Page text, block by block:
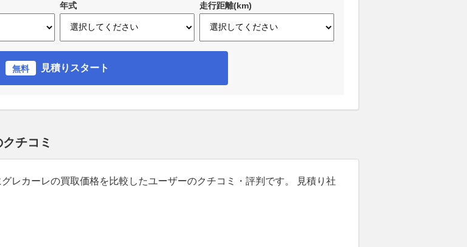
年式 走行距離(km)
無料 見積りスタート
チコミ
レカーレの買取価格を比較したユーザーのクチコミ・評判です。 見積り社